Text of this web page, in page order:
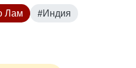
Лам #Индия